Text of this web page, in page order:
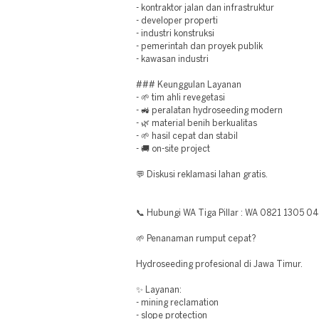
- kontraktor jalan dan infrastruktur
- developer properti
- industri konstruksi
- pemerintah dan proyek publik
- kawasan industri
### Keunggulan Layanan
- 🌱 tim ahli revegetasi
- 🚜 peralatan hydroseeding modern
- 🌿 material benih berkualitas
- 🌱 hasil cepat dan stabil
- 🚚 on-site project
💬 Diskusi reklamasi lahan gratis.
📞 Hubungi WA Tiga Pillar : WA 0821 1305
🌱 Penanaman rumput cepat?
Hydroseeding profesional di Jawa Timur.
✨ Layanan:
- mining reclamation
- slope protection